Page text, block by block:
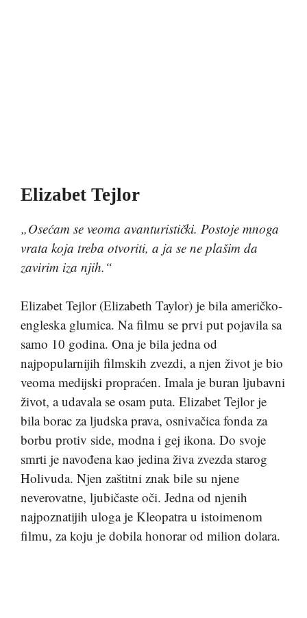
Elizabet Tejlor
„Osećam se veoma avanturistički. Postoje mnoga
vrata koja treba otvoriti, a ja se ne plašim da
zavirim iza njih.“
Elizabet Tejlor (Elizabeth Taylor) je bila američko-
engleska glumica. Na filmu se prvi put pojavila sa
samo 10 godina. Ona je bila jedna od
najpopularnijih filmskih zvezdi, a njen život je bio
veoma medijski propraćen. Imala je buran ljubavni
život, a udavala se osam puta. Elizabet Tejlor je
bila borac za ljudska prava, osnivačica fonda za
borbu protiv side, modna i gej ikona. Do svoje
smrti je navođena kao jedina živa zvezda starog
Holivuda. Njen zaštitni znak bile su njene
neverovatne, ljubičaste oči. Jedna od njenih
najpoznatijih uloga je Kleopatra u istoimenom
filmu, za koju je dobila honorar od milion dolara.